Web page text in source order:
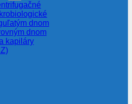
dnom
dnom
kapiláry